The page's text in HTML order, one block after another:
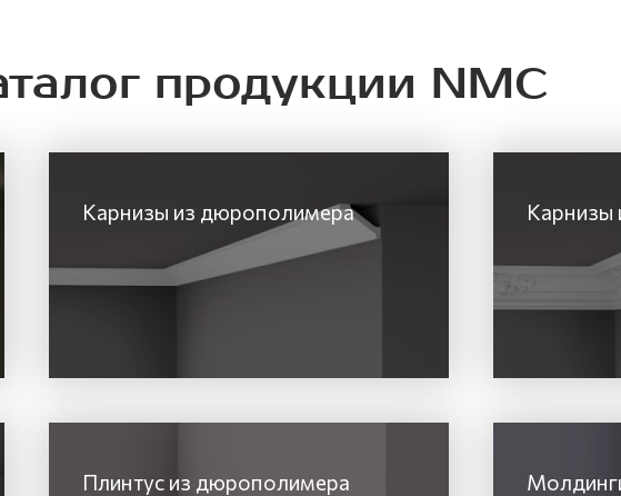
продукции NMC
Карнизы из дюрополимера Карнизы
Плинтус из дюрополимера